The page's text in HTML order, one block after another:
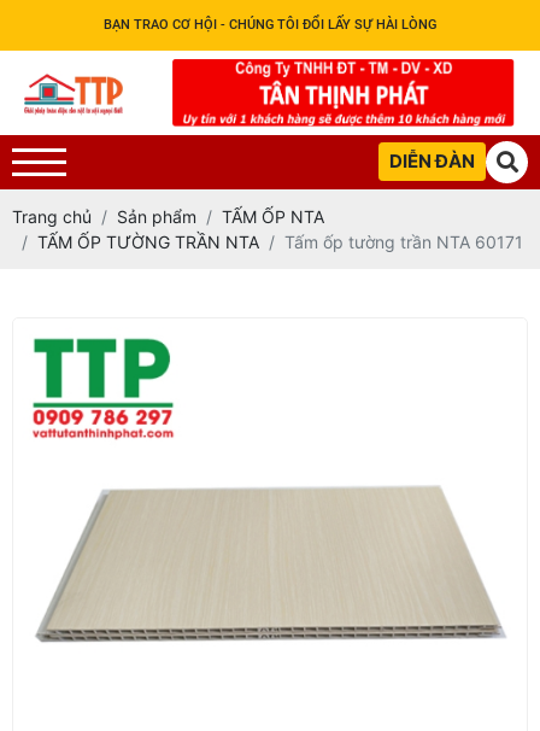
BẠN TRAO CƠ HỘI - CHÚNG TÔI ĐỔI LẤY SỰ HÀI LÒNG
DIỄN ĐÀN
Trang chủ Sản phẩm
TẤM ỐP NTA
TẤM ỐP TƯỜNG TRẦN NTA
Tấm ốp tường trần NTA 60171